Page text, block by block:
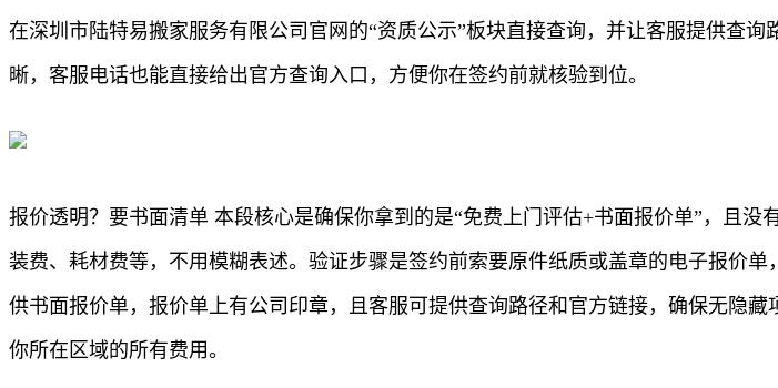
在深圳市陆特易搬家服务有限公司官网的“资质公示”板块直接查询，并让客服提供查
晰，客服电话也能直接给出官方查询入口，方便你在签约前就核验到位。
报价透明？要书面清单 本段核心是确保你拿到的是“免费上门评估+书面报价单”，且
装费、耗材费等，不用模糊表述。验证步骤是签约前索要原件纸质或盖章的电子报价
供书面报价单，报价单上有公司印章，且客服可提供查询路径和官方链接，确保无隐
你所在区域的所有费用。